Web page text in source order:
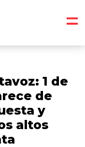
1 de
de
y
altos